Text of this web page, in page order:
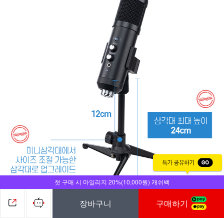
첫 구매 시 마일리지 20%(10,000원) 캐쉬백
장바구니 구매하기